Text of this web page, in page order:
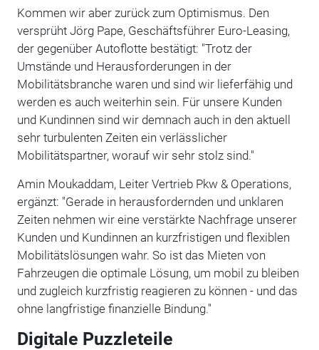
Kommen wir aber zurück zum Optimismus. Den
versprüht Jörg Pape, Geschäftsführer Euro-Leasing,
der gegenüber Autoflotte bestätigt: "Trotz der
Umstände und Herausforderungen in der
Mobilitätsbranche waren und sind wir lieferfähig und
werden es auch weiterhin sein. Für unsere Kunden
und Kundinnen sind wir demnach auch in den aktuell
sehr turbulenten Zeiten ein verlässlicher
Mobilitätspartner, worauf wir sehr stolz sind."
Amin Moukaddam, Leiter Vertrieb Pkw & Operations,
ergänzt: "Gerade in herausfordernden und unklaren
Zeiten nehmen wir eine verstärkte Nachfrage unserer
Kunden und Kundinnen an kurzfristigen und flexiblen
Mobilitätslösungen wahr. So ist das Mieten von
Fahrzeugen die optimale Lösung, um mobil zu bleiben
und zugleich kurzfristig reagieren zu können - und das
ohne langfristige finanzielle Bindung."
Digitale Puzzleteile